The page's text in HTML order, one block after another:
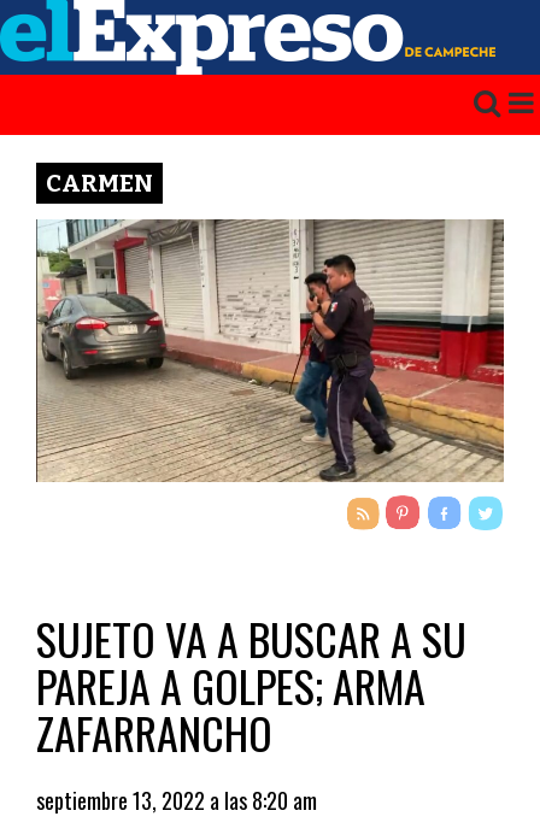
CARMEN
SUJETO VA A BUSCAR A SU
PAREJA A GOLPES; ARMA
ZAFARRANCHO
septiembre 13, 2022 a las 8:20 am